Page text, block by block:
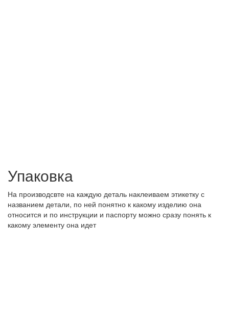
Упаковка
На производсвте на каждую деталь наклеиваем этикетку с
названием детали, по ней понятно к какому изделию она
относится и по инструкции и паспорту можно сразу понять к
какому элементу она идет